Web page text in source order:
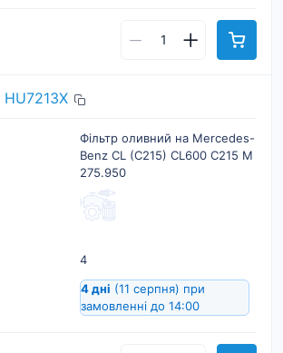
HU7213X
Фільтр оливний на Mercedes-
Benz CL (C215) CL600 C215 M
275.950
4
4 дні (11 серпня) при
замовленні до 14:00